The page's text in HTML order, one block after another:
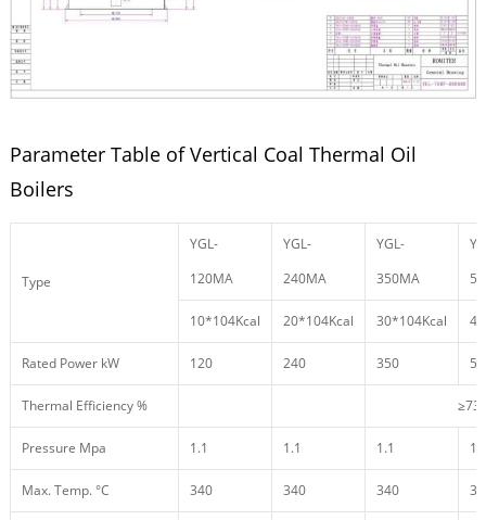
Parameter Table of Vertical Coal Thermal Oil
Boilers
Type
YGL-
120MA
YGL-
240MA
YGL-
350MA
10*104Kcal 20*104Kcal 30*104Kcal
Rated Power kW 120 240 350
Thermal Efficiency % ≥73
Pressure Mpa 1.1 1.1 1.1
Max. Temp. °C 340 340 340